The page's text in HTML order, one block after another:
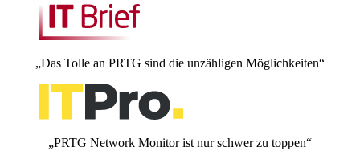
„Das Tolle an PRTG sind die unzähligen Möglichkeiten“
„PRTG Network Monitor ist nur schwer zu toppen“